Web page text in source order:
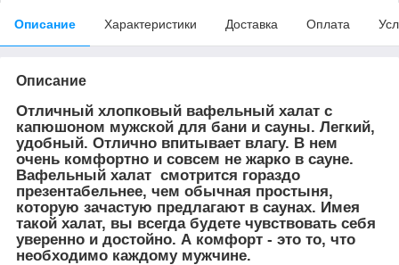
Описание Характеристики Доставка Оплата
Описание
Отличный хлопковый вафельный халат с
капюшоном мужской для бани и сауны. Легкий,
удобный. Отлично впитывает влагу. В нем
очень комфортно и совсем не жарко в сауне.
Вафельный халат смотрится гораздо
презентабельнее, чем обычная простыня,
которую зачастую предлагают в саунах. Имея
такой халат, вы всегда будете чувствовать себя
уверенно и достойно. А комфорт - это то, что
необходимо каждому мужчине.